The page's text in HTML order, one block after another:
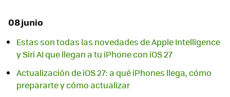
08 junio
Estas son todas las novedades de Apple Intelligence
y Siri AI que llegan a tu iPhone con iOS 27
Actualización de iOS 27: a qué iPhones llega, cómo
prepararte y cómo actualizar